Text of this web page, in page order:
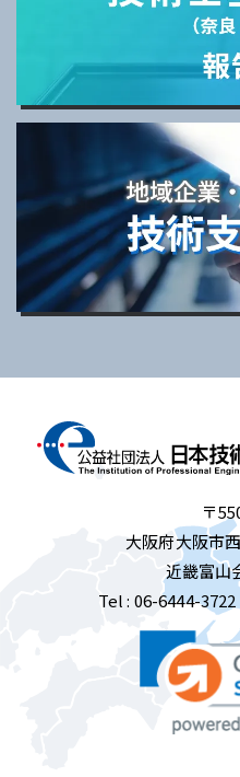
〒
大阪府大阪市
近畿富山
Tel : 06-6444-3722